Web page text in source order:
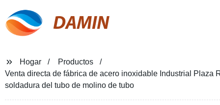
DAMIN
Hogar
Productos
Venta directa de fábrica de acero inoxidable Industrial
soldadura del tubo de molino de tubo